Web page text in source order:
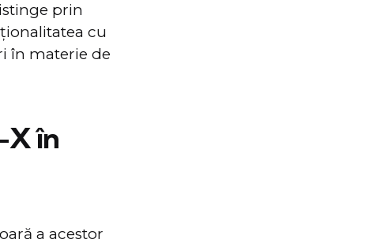
prin
cu
în materie de
X în
a acestor